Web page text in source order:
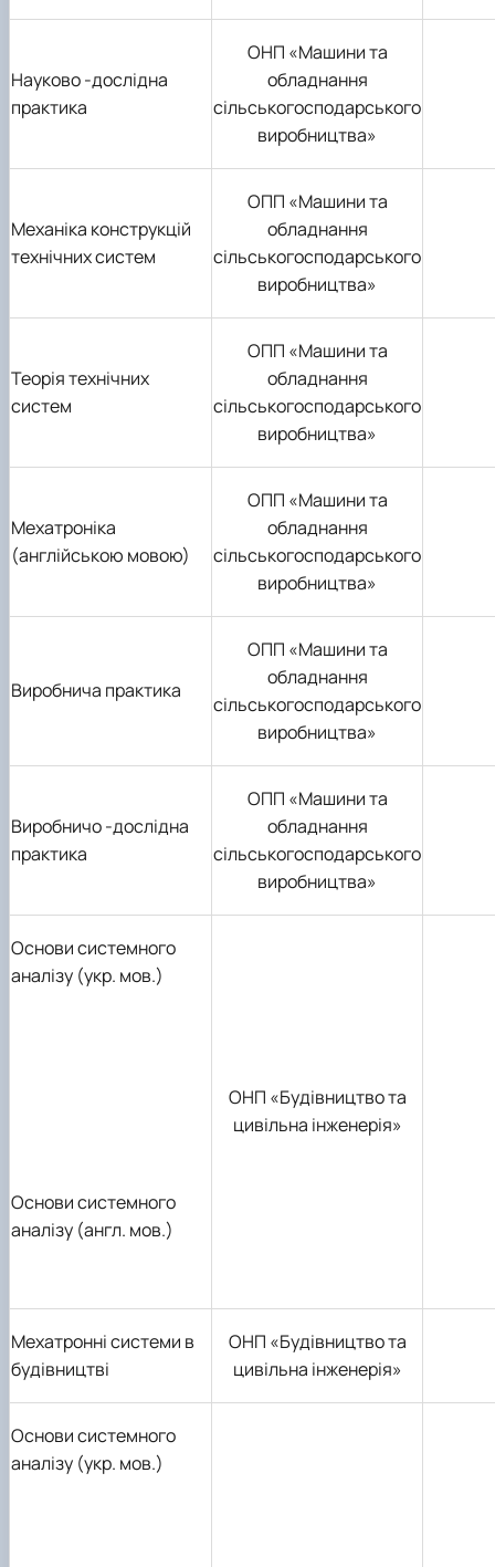
Науково -дослідна
практика
ОНП «Машини та
обладнання
сільськогосподарського
виробництва»
Механіка конструкцій
технічних систем
ОПП «Машини та
обладнання
сільськогосподарського
виробництва»
Теорія технічних
систем
ОПП «Машини та
обладнання
сільськогосподарського
виробництва»
Мехатроніка
(англійською мовою)
ОПП «Машини та
обладнання
сільськогосподарського
виробництва»
Виробнича практика
ОПП «Машини та
обладнання
сільськогосподарського
виробництва»
Виробничо -дослідна
практика
ОПП «Машини та
обладнання
сільськогосподарського
виробництва»
Основи системного
аналізу (укр. мов.)
Основи системного
аналізу (англ. мов.)
ОНП «Будівництво та
цивільна інженерія»
Мехатронні системи в
будівництві
ОНП «Будівництво та
цивільна інженерія»
Основи системного
аналізу (укр. мов.)